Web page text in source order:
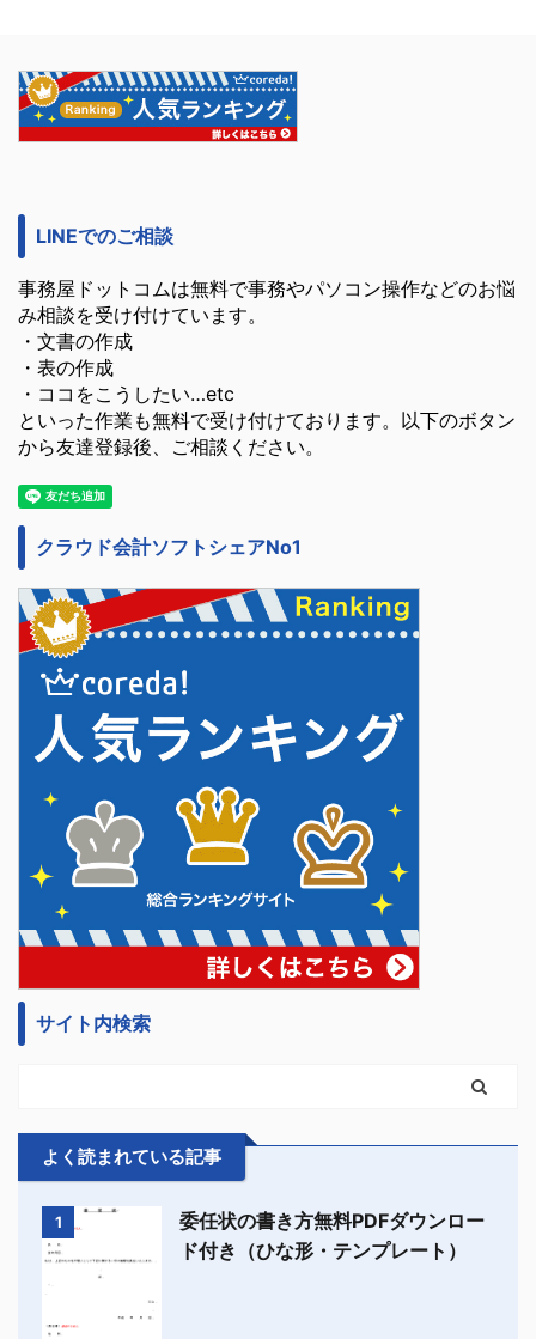
LINEでのご相談
事務屋ドットコムは無料で事務やパソコン操作などのお悩
み相談を受け付けています。
・文書の作成
・表の作成
・ココをこうしたい…etc
といった作業も無料で受け付けております。以下のボタン
から友達登録後、ご相談ください。
クラウド会計ソフトシェアNo1
サイト内検索
よく読まれている記事
1
委任状の書き方無料PDFダウンロー
ド付き（ひな形・テンプレート）